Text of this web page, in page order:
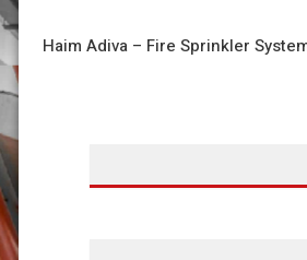
Haim Adiva – Fire Sprinkler